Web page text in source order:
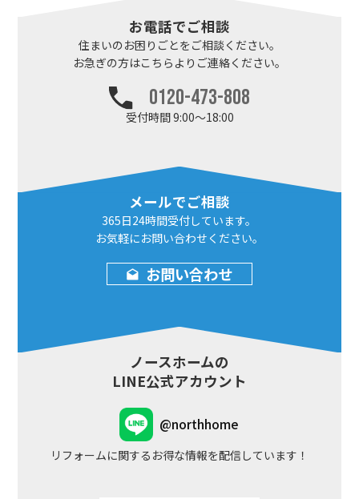
お電話でご相談
住まいのお困りごとをご相談ください。
お急ぎの方はこちらより ご連絡ください。
0120-473-808
受付時間 9:00～18:00
メールでご相談
365日24時間受付しています。
お気軽にお問い合わせ ください。
お問い合わせ
ノースホームの
LINE公式アカウント
@northhome
リフォームに関するお得な情報を配信しています！